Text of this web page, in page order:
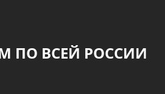
ПО ВСЕЙ РОССИИ